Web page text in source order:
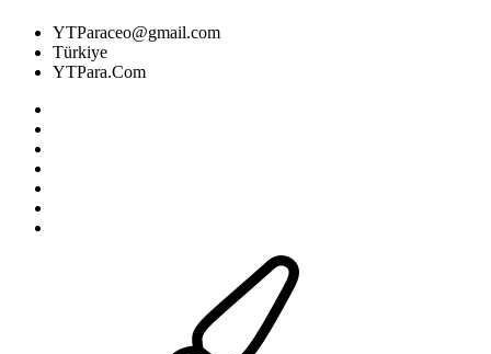
YTParaceo@gmail.com
Türkiye
YTPara.Com